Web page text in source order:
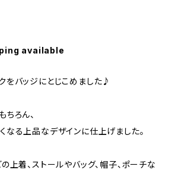
available
をバッジにとじこめました♪
ろん、
なる上品なデザインに仕上げました。
上着、ストールやバッグ、帽子、ポーチな